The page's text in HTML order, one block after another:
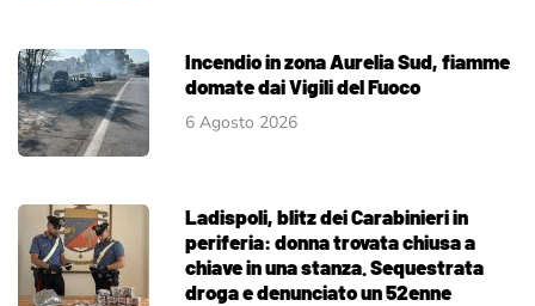
Incendio in zona Aurelia Sud, fiamme
domate dai Vigili del Fuoco
6 Agosto 2026
Ladispoli, blitz dei Carabinieri in
periferia: donna trovata chiusa a
chiave in una stanza. Sequestrata
droga e denunciato un 52enne